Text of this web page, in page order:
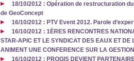
18/10/2012 : Opération de restructuration
de GeoConcept
16/10/2012 : PTV Event 2012. Parole
16/10/2012 : 1ÈRES RENCONTRES
STAR-APIC ET LE SYNDICAT DES EAUX ET
ANIMENT UNE CONFERENCE SUR LA
16/10/2012 : PROGIS DEVIENT